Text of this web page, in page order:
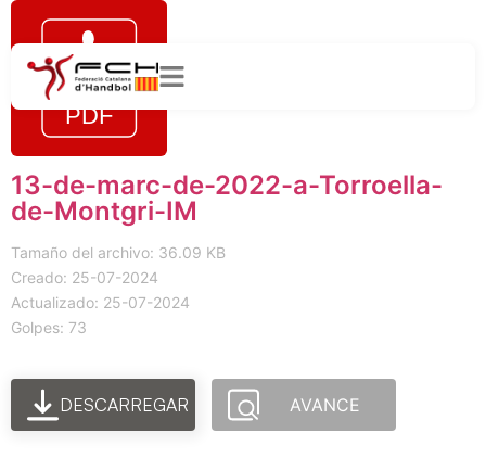
13-de-marc-de-2022-a-Torroella-
de-Montgri-IM
Tamaño del archivo: 36.09 KB
Creado: 25-07-2024
Actualizado: 25-07-2024
Golpes: 73
DESCARREGAR AVANCE